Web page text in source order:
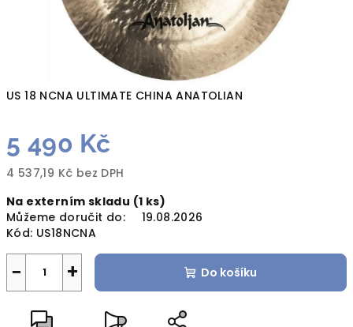
US 18 NCNA ULTIMATE CHINA ANATOLIAN
5 490 Kč
4 537,19 Kč bez DPH
cena:
Na externím skladu (1 ks)
Můžeme doručit do:
19.08.2026
Kód: US18NCNA
+
− Do košíku